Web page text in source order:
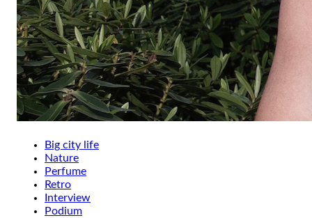
Big city life
Nature
Perfume
Retro
Interview
Podium